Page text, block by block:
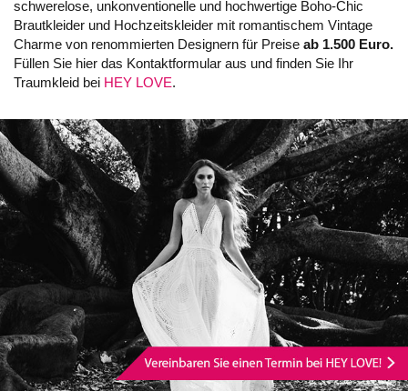
schwerelose, unkonventionelle und hochwertige Boho-Chic
Brautkleider und Hochzeitskleider mit romantischem Vintage
Charme von renommierten Designern für Preise ab 1.500 Euro.
Füllen Sie hier das Kontaktformular aus und finden Sie Ihr
Traumkleid bei HEY LOVE.